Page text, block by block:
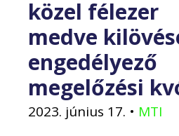
közel félezer
medve
engedélyező
megelőzési
2023. június 17. • MTI